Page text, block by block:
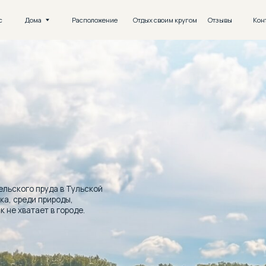
Расположение Отзывы
Отдых своим кругом Контакты
Расположение Отзывы
Отдых своим кругом Контакты
в Тульской
природы,
в городе.